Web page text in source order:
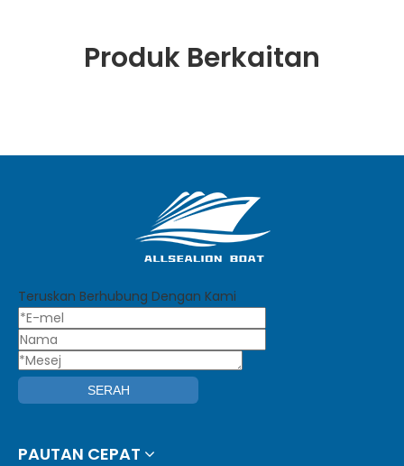
Produk Berkaitan
Teruskan Berhubung Dengan Kami
SERAH
PAUTAN CEPAT